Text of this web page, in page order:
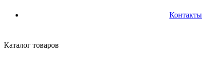
Контакты
Каталог товаров